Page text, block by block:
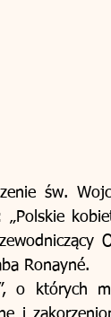
św.
„Polskie
Ronayné.
o których